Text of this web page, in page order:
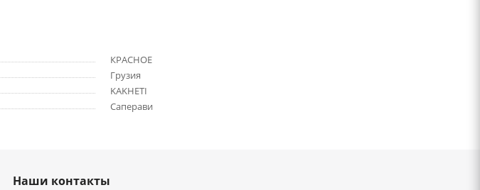
КРАСНОЕ
Грузия
KAKHETI
Саперави
Наши контакты